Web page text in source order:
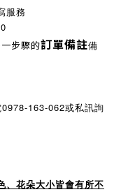
服務
步驟的訂單備註備
163-062或私訊詢
、花朵大小皆會有所不